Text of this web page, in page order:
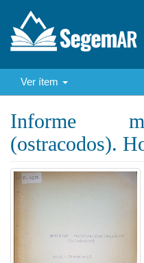
Ver ítem
Informe
(ostracodos).